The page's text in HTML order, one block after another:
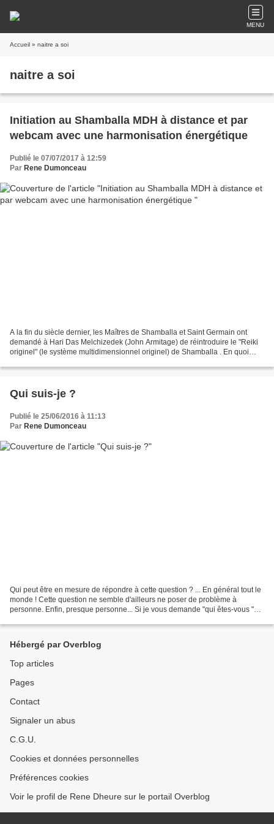
MENU
Accueil » naitre a soi
naitre a soi
Initiation au Shamballa MDH à distance et par
webcam avec une harmonisation énergétique
Publié le 07/07/2017 à 12:59
Par Rene Dumonceau
A la fin du siècle dernier, les Maîtres de Shamballa et Saint Germain ont
demandé à Hari Das Melchizedek (John Armitage) de réintroduire le "Reiki
originel" (le système multidimensionnel originel) de Shamballa . En quoi
Qui suis-je ?
Publié le 25/06/2016 à 11:13
Par Rene Dumonceau
Qui peut être en mesure de répondre à cette question ? ... En général tout le
monde ! Cette question ne semble d'ailleurs ne poser de problème à
personne. Enfin, presque personne... Si je vous demande "qui êtes-vous "
Hébergé par Overblog
Top articles
Pages
Contact
Signaler un abus
C.G.U.
Cookies et données personnelles
Préférences cookies
Voir le profil de Rene Dheure sur le portail Overblog